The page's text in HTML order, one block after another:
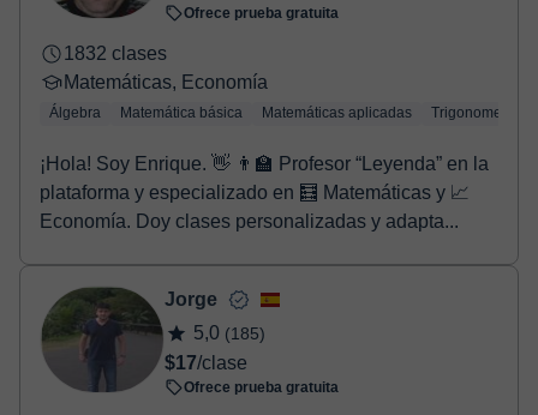
Ofrece prueba gratuita
1832 clases
Matemáticas, Economía
Álgebra Matemática básica Matemáticas aplicadas Trigonometría
¡Hola! Soy Enrique. 👋 👨‍🏫 Profesor “Leyenda” en la
plataforma y especializado en 🧮 Matemáticas y 📈
Economía. Doy clases personalizadas y adapta...
Jorge
5,0 (185)
$17/clase
Ofrece prueba gratuita